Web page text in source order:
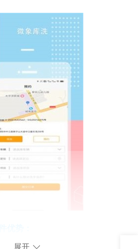
无需等待，随时享受车辆清洁与维
展开